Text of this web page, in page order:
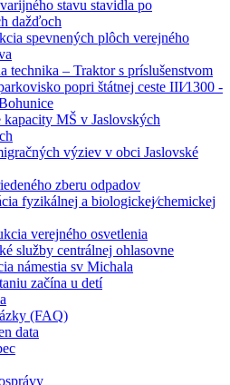
stavu stavidla po
dažďoch
spevnených plôch verejného
technika – Traktor s príslušenstvom
popri štátnej ceste III⁄1300 -
kapacity MŠ v Jaslovských
výziev v obci Jaslovské
zberu odpadov
fyzikálnej a biologickej⁄chemickej
verejného osvetlenia
služby centrálnej ohlasovne
námestia sv Michala
začína u detí
(FAQ)
data